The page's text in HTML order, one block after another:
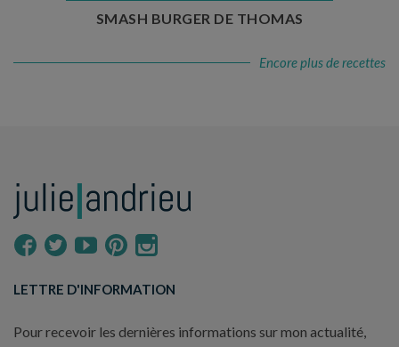
SMASH BURGER DE THOMAS
Encore plus de recettes
LETTRE D'INFORMATION
Pour recevoir les dernières informations sur mon actualité,